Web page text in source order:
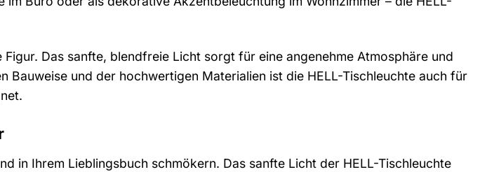
Das sanfte, blendfreie Licht sorgt für eine angenehme Atmosphäre und
Bauweise und der hochwertigen Materialien ist die HELL-Tischleuchte auch für
in Ihrem Lieblingsbuch schmökern. Das sanfte Licht der HELL-Tischleuchte